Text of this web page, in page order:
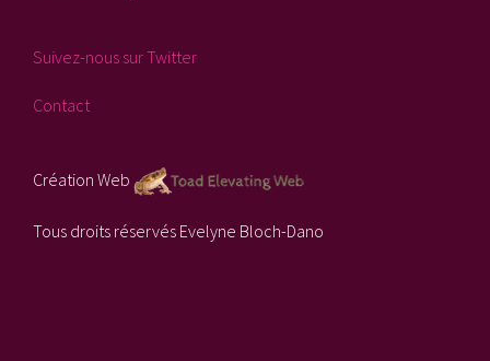
Suivez-nous sur Twitter
Contact
Création Web
Tous droits réservés Evelyne Bloch-Dano